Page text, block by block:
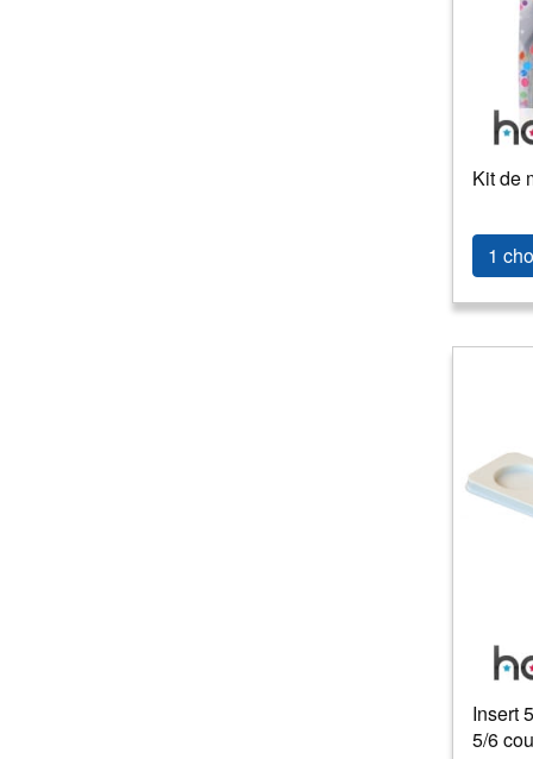
Kit de
1
Insert
5/6